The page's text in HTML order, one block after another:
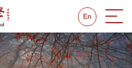
En